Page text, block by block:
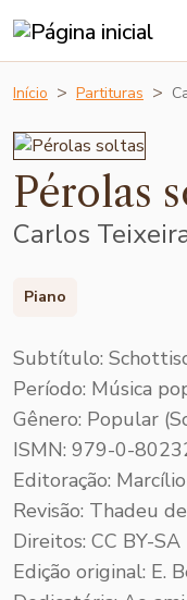
Início Partituras
Pérolas
Carlos
Piano
Subtítulo:
Período: Música
Gênero: Popular
ISMN: 979-0-
Editoração:
Revisão: Thadeu
Direitos: CC BY-SA
Edição original: E.